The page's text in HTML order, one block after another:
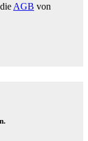
AGB von